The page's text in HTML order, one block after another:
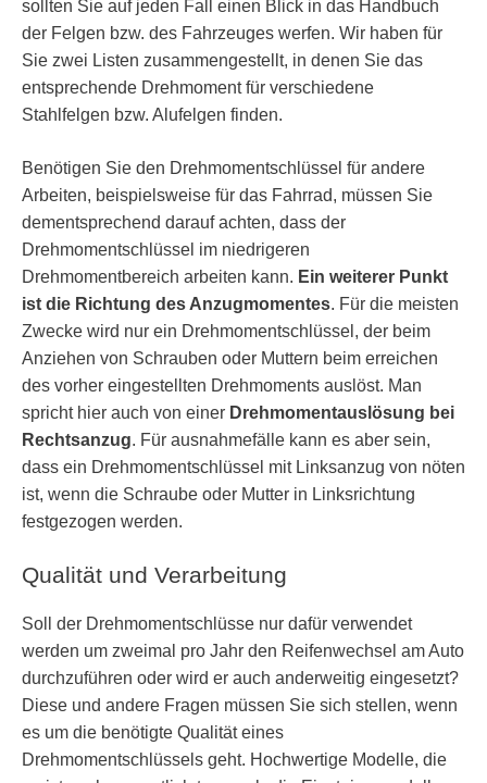
sollten Sie auf jeden Fall einen Blick in das Handbuch
der Felgen bzw. des Fahrzeuges werfen. Wir haben für
Sie zwei Listen zusammengestellt, in denen Sie das
entsprechende Drehmoment für verschiedene
Stahlfelgen bzw. Alufelgen finden.
Benötigen Sie den Drehmomentschlüssel für andere
Arbeiten, beispielsweise für das Fahrrad, müssen Sie
dementsprechend darauf achten, dass der
Drehmomentschlüssel im niedrigeren
Drehmomentbereich arbeiten kann. Ein weiterer Punkt
ist die Richtung des Anzugmomentes. Für die meisten
Zwecke wird nur ein Drehmomentschlüssel, der beim
Anziehen von Schrauben oder Muttern beim erreichen
des vorher eingestellten Drehmoments auslöst. Man
spricht hier auch von einer Drehmomentauslösung bei
Rechtsanzug. Für ausnahmefälle kann es aber sein,
dass ein Drehmomentschlüssel mit Linksanzug von nöten
ist, wenn die Schraube oder Mutter in Linksrichtung
festgezogen werden.
Qualität und Verarbeitung
Soll der Drehmomentschlüsse nur dafür verwendet
werden um zweimal pro Jahr den Reifenwechsel am Auto
durchzuführen oder wird er auch anderweitig eingesetzt?
Diese und andere Fragen müssen Sie sich stellen, wenn
es um die benötigte Qualität eines
Drehmomentschlüssels geht. Hochwertige Modelle, die